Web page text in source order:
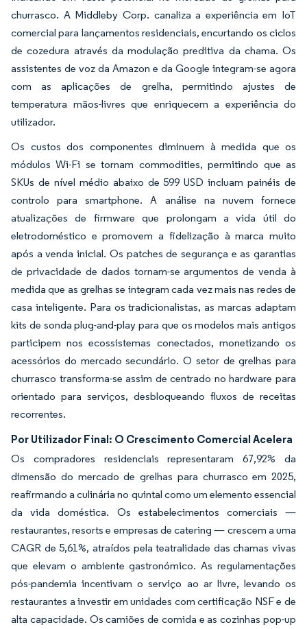
churrasco. A Middleby Corp. canaliza a experiência em IoT
comercial para lançamentos residenciais, encurtando os ciclos
de cozedura através da modulação preditiva da chama. Os
assistentes de voz da Amazon e da Google integram-se agora
com as aplicações de grelha, permitindo ajustes de
temperatura mãos-livres que enriquecem a experiência do
utilizador.
Os custos dos componentes diminuem à medida que os
módulos Wi-Fi se tornam commodities, permitindo que as
SKUs de nível médio abaixo de 599 USD incluam painéis de
controlo para smartphone. A análise na nuvem fornece
atualizações de firmware que prolongam a vida útil do
eletrodoméstico e promovem a fidelização à marca muito
após a venda inicial. Os patches de segurança e as garantias
de privacidade de dados tornam-se argumentos de venda à
medida que as grelhas se integram cada vez mais nas redes de
casa inteligente. Para os tradicionalistas, as marcas adaptam
kits de sonda plug-and-play para que os modelos mais antigos
participem nos ecossistemas conectados, monetizando os
acessórios do mercado secundário. O setor de grelhas para
churrasco transforma-se assim de centrado no hardware para
orientado para serviços, desbloqueando fluxos de receitas
recorrentes.
Por Utilizador Final: O Crescimento Comercial Acelera
Os compradores residenciais representaram 67,92% da
dimensão do mercado de grelhas para churrasco em 2025,
reafirmando a culinária no quintal como um elemento essencial
da vida doméstica. Os estabelecimentos comerciais —
restaurantes, resorts e empresas de catering — crescem a uma
CAGR de 5,61%, atraídos pela teatralidade das chamas vivas
que elevam o ambiente gastronómico. As regulamentações
pós-pandemia incentivam o serviço ao ar livre, levando os
restaurantes a investir em unidades com certificação NSF e de
alta capacidade. Os camiões de comida e as cozinhas pop-up